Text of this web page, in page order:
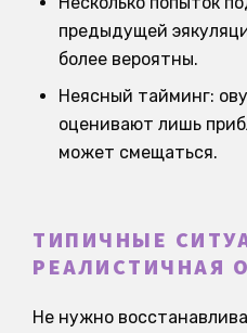
предыдущей
более вероятны.
Неясный тайминг:
оценивают лишь
может смещаться.
ТИПИЧНЫЕ
РЕАЛИСТИЧНАЯ
Не нужно